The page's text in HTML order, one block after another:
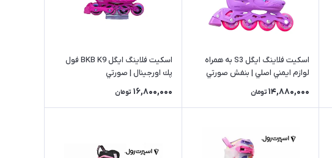
اسکیت فلاینگ ایگل S3 به همراه
لوازم ايمني اصلي | بنفش صورتي
14,880,000 تومان
اسکیت فلاینگ ایگل BKB K9 فول
پك اورجينال | صورتي
16,800,000 تومان